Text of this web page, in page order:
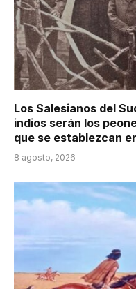
Los Salesianos del
indios serán los
que se establezcan
8 agosto, 2026